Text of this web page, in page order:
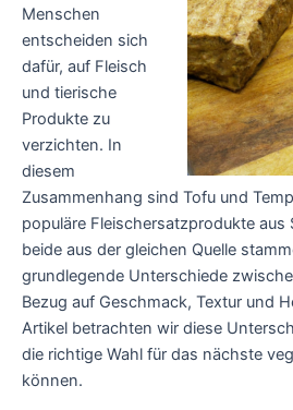
Menschen
entscheiden sich
dafür, auf Fleisch
und tierische
Produkte zu
verzichten. In
diesem
Zusammenhang sind Tofu und
populäre Fleischersatzprodukte
beide aus der gleichen Quelle
grundlegende Unterschiede
Bezug auf Geschmack, Textur und
Artikel betrachten wir diese
die richtige Wahl für das nächste
können.